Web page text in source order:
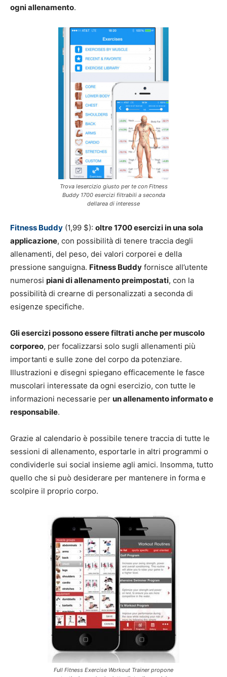
ogni allenamento.
Trova lesercizio giusto per te con Fitness
Buddy 1700 esercizi filtrabili a seconda
dellarea di interesse
Fitness Buddy (1,99 $): oltre 1700 esercizi in una sola
applicazione, con possibilità di tenere traccia degli
allenamenti, del peso, dei valori corporei e della
pressione sanguigna. Fitness Buddy fornisce all’utente
numerosi piani di allenamento preimpostati, con la
possibilità di crearne di personalizzati a seconda di
esigenze specifiche.
Gli esercizi possono essere filtrati anche per muscolo
corporeo, per focalizzarsi solo sugli allenamenti più
importanti e sulle zone del corpo da potenziare.
Illustrazioni e disegni spiegano efficacemente le fasce
muscolari interessate da ogni esercizio, con tutte le
informazioni necessarie per un allenamento informato e
responsabile.
Grazie al calendario è possibile tenere traccia di tutte le
sessioni di allenamento, esportarle in altri programmi o
condividerle sui social insieme agli amici. Insomma, tutto
quello che si può desiderare per mantenere in forma e
scolpire il proprio corpo.
Full Fitness Exercise Workout Trainer propone